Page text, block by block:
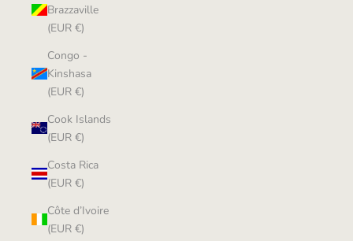
Brazzaville
(EUR €)
Congo -
Kinshasa
(EUR €)
Cook Islands
(EUR €)
Costa Rica
(EUR €)
Côte d’Ivoire
(EUR €)